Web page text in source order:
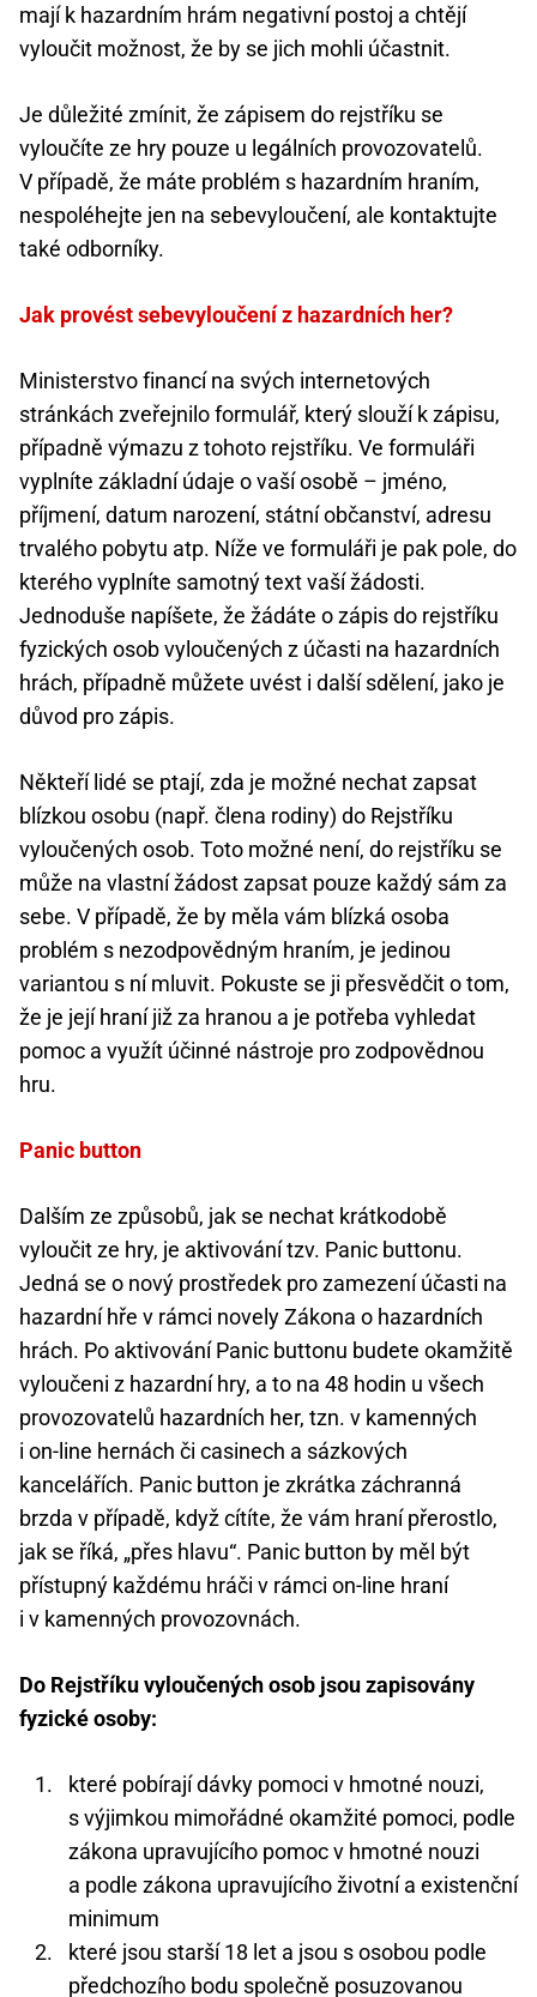
mají k hazardním hrám negativní postoj a chtějí
vyloučit možnost, že by se jich mohli účastnit.
Je důležité zmínit, že zápisem do rejstříku se
vyloučíte ze hry pouze u legálních provozovatelů.
V případě, že máte problém s hazardním hraním,
nespoléhejte jen na sebevyloučení, ale kontaktujte
také odborníky.
Jak provést sebevyloučení z hazardních her?
Ministerstvo financí na svých internetových
stránkách zveřejnilo formulář, který slouží k zápisu,
případně výmazu z tohoto rejstříku. Ve formuláři
vyplníte základní údaje o vaší osobě – jméno,
příjmení, datum narození, státní občanství, adresu
trvalého pobytu atp. Níže ve formuláři je pak pole, do
kterého vyplníte samotný text vaší žádosti.
Jednoduše napíšete, že žádáte o zápis do rejstříku
fyzických osob vyloučených z účasti na hazardních
hrách, případně můžete uvést i další sdělení, jako je
důvod pro zápis.
Někteří lidé se ptají, zda je možné nechat zapsat
blízkou osobu (např. člena rodiny) do Rejstříku
vyloučených osob. Toto možné není, do rejstříku se
může na vlastní žádost zapsat pouze každý sám za
sebe. V případě, že by měla vám blízká osoba
problém s nezodpovědným hraním, je jedinou
variantou s ní mluvit. Pokuste se ji přesvědčit o tom,
že je její hraní již za hranou a je potřeba vyhledat
pomoc a využít účinné nástroje pro zodpovědnou
hru.
Panic button
Dalším ze způsobů, jak se nechat krátkodobě
vyloučit ze hry, je aktivování tzv. Panic buttonu.
Jedná se o nový prostředek pro zamezení účasti na
hazardní hře v rámci novely Zákona o hazardních
hrách. Po aktivování Panic buttonu budete okamžitě
vyloučeni z hazardní hry, a to na 48 hodin u všech
provozovatelů hazardních her, tzn. v kamenných
i on-line hernách či casinech a sázkových
kancelářích. Panic button je zkrátka záchranná
brzda v případě, když cítíte, že vám hraní přerostlo,
jak se říká, „přes hlavu“. Panic button by měl být
přístupný každému hráči v rámci on-line hraní
i v kamenných provozovnách.
Do Rejstříku vyloučených osob jsou zapisovány
fyzické osoby:
které pobírají dávky pomoci v hmotné nouzi,
s výjimkou mimořádné okamžité pomoci, podle
zákona upravujícího pomoc v hmotné nouzi
a podle zákona upravujícího životní a existenční
minimum
které jsou starší 18 let a jsou s osobou podle
předchozího bodu společně posuzovanou